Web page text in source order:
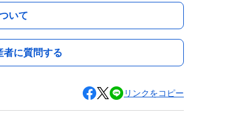
いて
者に質問する
リンクをコピー